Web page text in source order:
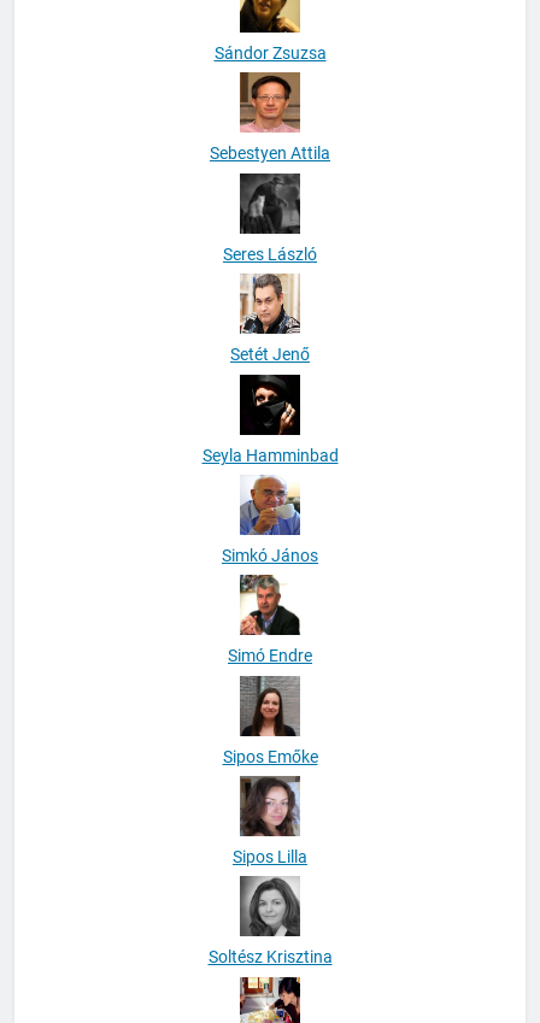
Sándor Zsuzsa
Sebestyen Attila
Seres László
Setét Jenő
Seyla Hamminbad
Simkó János
Simó Endre
Sipos Emőke
Sipos Lilla
Soltész Krisztina